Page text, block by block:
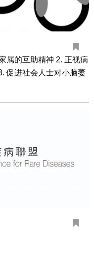
属的互助精神 2. 正视病
促进社会人士对小脑萎